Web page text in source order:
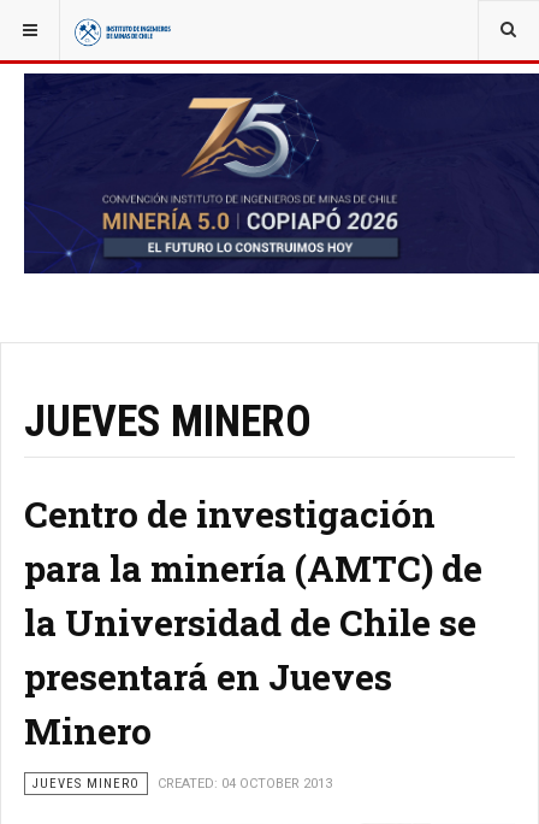
YOU ARE HERE: NOTICIAS
JUEVES MINERO
Centro de investigación
para la minería (AMTC) de
la Universidad de Chile se
presentará en Jueves
Minero
JUEVES MINERO CREATED: 04 OCTOBER 2013